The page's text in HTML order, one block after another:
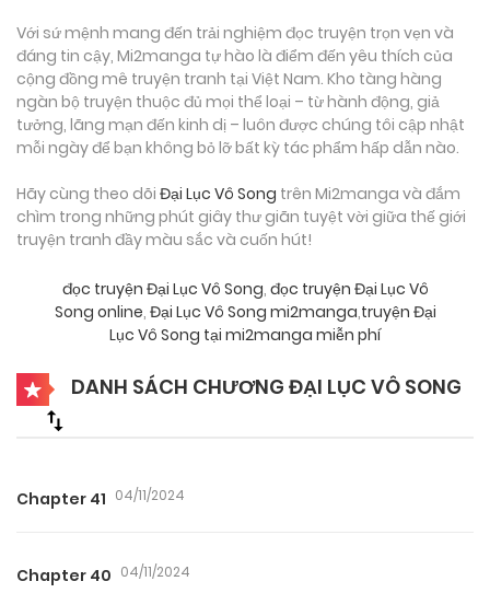
Với sứ mệnh mang đến trải nghiệm đọc truyện trọn vẹn và
đáng tin cậy, Mi2manga tự hào là điểm đến yêu thích của
cộng đồng mê truyện tranh tại Việt Nam. Kho tàng hàng
ngàn bộ truyện thuộc đủ mọi thể loại – từ hành động, giả
tưởng, lãng mạn đến kinh dị – luôn được chúng tôi cập nhật
mỗi ngày để bạn không bỏ lỡ bất kỳ tác phẩm hấp dẫn nào.
Hãy cùng theo dõi Đại Lục Vô Song trên Mi2manga và đắm
chìm trong những phút giây thư giãn tuyệt vời giữa thế giới
truyện tranh đầy màu sắc và cuốn hút!
đọc truyện Đại Lục Vô Song, đọc truyện Đại Lục Vô
Song online, Đại Lục Vô Song mi2manga,truyện Đại
Lục Vô Song tại mi2manga miễn phí
DANH SÁCH CHƯƠNG ĐẠI LỤC VÔ SONG
Chapter 41 04/11/2024
Chapter 40 04/11/2024